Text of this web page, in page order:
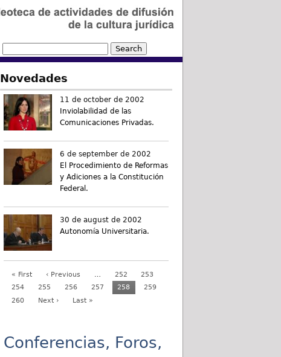
Novedades
11 de october de 2002
Inviolabilidad de las
Comunicaciones Privadas.
6 de september de 2002
El Procedimiento de Reformas
y Adiciones a la Constitución
Federal.
30 de august de 2002
Autonomía Universitaria.
« First ‹ Previous … 252
253
254
255 256 257 258
259
260
Next › Last »
Conferencias, Foros,